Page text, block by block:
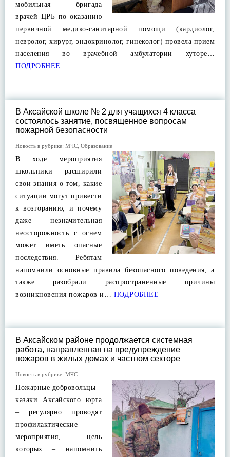
мобильная бригада
врачей ЦРБ по оказанию
первичной медико-санитарной помощи (кардиолог,
невролог, хирург, эндокринолог, гинеколог) провела прием
населения во врачебной амбулатории хуторе…
ПОДРОБНЕЕ
В Аксайской школе № 2 для учащихся 4 класса
состоялось занятие, посвященное вопросам
пожарной безопасности
Новость в рубрике: МЧС Образование
В ходе мероприятия
школьники расширили
свои знания о том, какие
ситуации могут привести
к возгоранию, и почему
даже незначительная
неосторожность с огнем
может иметь опасные
последствия. Ребятам
напомнили основные правила безопасного поведения, а
также разобрали распространенные причины
возникновения пожаров и… ПОДРОБНЕЕ
В Аксайском районе продолжается системная
работа, направленная на предупреждение
пожаров в жилых домах и частном секторе
Новость в рубрике: МЧС
Пожарные добровольцы –
казаки Аксайского юрта
– регулярно проводят
профилактические
мероприятия, цель
которых – напомнить